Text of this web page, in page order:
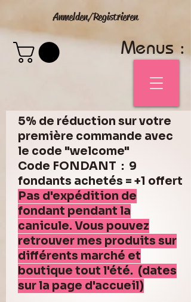
Anmelden/Registrieren
Menus :
5% de réduction sur votre
première commande avec
le code "welcome"
Code FONDANT : 9
fondants achetés = +1 offert
Pas d'expédition de
fondant pendant la
canicule. Vous pouvez
retrouver mes produits sur
différents marché et
boutique tout l'été. (dates
sur la page d'accueil)